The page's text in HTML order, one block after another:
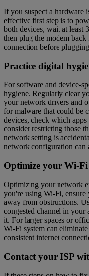
If you suspect a hardware
effective first step is to
both devices, wait at least
then plug the modem
connection before
Practice digital
For software and device-
hygiene. Regularly clear
your network drivers and
for malware that could be
devices, check which
consider restricting those
network setting is
network configuration can
Optimize your Wi-
Optimizing your network
you're using Wi-Fi, ensure
away from obstructions.
congested channel in your
it. For larger spaces or
Wi-Fi system can
consistent internet
Contact your ISP